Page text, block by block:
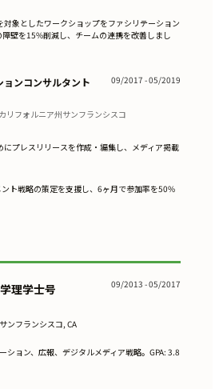
象としたワークショップをファシリテーション
壁を15%削減し、チームの連携を改善しまし
ョンコンサルタント 09/2017 - 05/2019
リフォルニア州サンフランシスコ
プレスリリースを作成・編集し、メディア掲載
ト戦略の策定を支援し、6ヶ月で参加率を50%
理学士号 09/2013 - 05/2017
ンフランシスコ, CA
ション、広報、デジタルメディア戦略。GPA: 3.8